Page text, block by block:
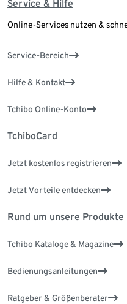
Service & Hilfe
Online-Services nutzen &
Service-Bereich
Hilfe & Kontakt
Tchibo Online-Konto
TchiboCard
Jetzt kostenlos registrieren
Jetzt Vorteile entdecken
Rund um unsere Produkte
Tchibo Kataloge & Magazine
Bedienungsanleitungen
Ratgeber & Größenberater